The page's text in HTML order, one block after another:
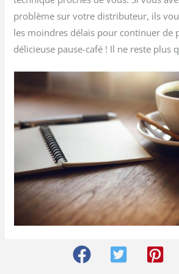
problème sur votre distributeur, ils
les moindres délais pour continuer de
délicieuse pause-café ! Il ne reste plus